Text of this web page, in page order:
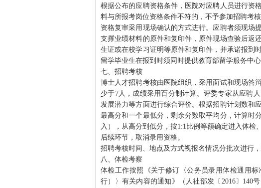
根据公布的应聘资格条件，医院对应聘人员进行资
料与所报考岗位资格条件不符的，不予参加招聘考核
资格复审采用现场确认的方式进行。应聘者须现场
支撑业绩材料的原件和复印件，原件现场查验后返
生证或在校学习证明等原件和复印件，并承诺报到
留学毕业生在报到时须同时提供教育部留学服务中
七、招聘考核
博士人才招聘考核由医院组织，采用面试和现场答
少于7人，成绩采用百分制计算。评委专家从应聘
发展潜力等方面进行综合评价。根据招聘计划数和
最高分和一个最低分，剩余分数取平均分，计算时
入），从高分到低分，按1:1比例等额确定进入体检
后续环节，取消录用资格。
招聘考核时间、地点及方式视报名情况分批次进行
八、体检考察
体检工作按照《关于修订〈公务员录用体检通用
行）〉有关内容的通知》（人社部发〔2016〕140